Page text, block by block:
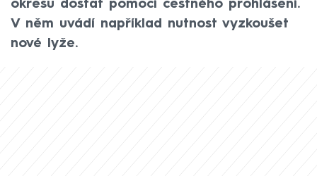
okresu dostat pomocí čestného prohlášení.
V něm uvádí například nutnost vyzkoušet
nové lyže.